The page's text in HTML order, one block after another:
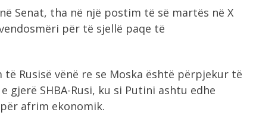
Senat, tha në një postim të së martës në X
për të sjellë paqe të
Rusisë vënë re se Moska është përpjekur të
gjerë SHBA-Rusi, ku si Putini ashtu edhe
afrim ekonomik.